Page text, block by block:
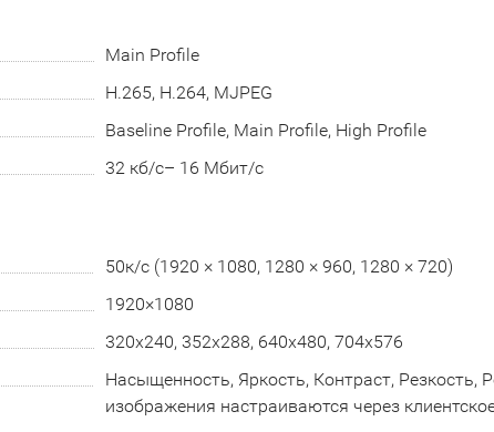
Main Profile
H.265, H.264, MJPEG
Baseline Profile, Main Profile, High Profile
32 кб/с– 16 Мбит/с
50к/с (1920 × 1080, 1280 × 960, 1280 × 720)
1920×1080
320x240, 352х288, 640x480, 704x576
Насыщенность, Яркость, Контраст, Резкость,
изображения настраиваются через